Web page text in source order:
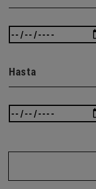
Hasta